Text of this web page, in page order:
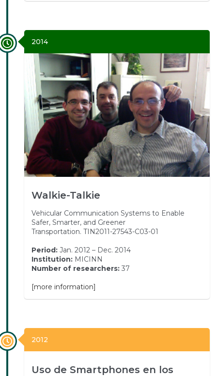
2014
Walkie-Talkie
Vehicular Communication Systems to Enable
Safer, Smarter, and Greener
Transportation. TIN2011-27543-C03-01
Period: Jan. 2012 – Dec. 2014
Institution: MICINN
Number of researchers: 37
[more information]
2012
Uso de Smartphones en los